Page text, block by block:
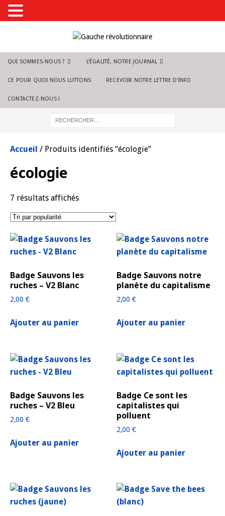
QUI SOMMES-NOUS ? L’ÉGALITÉ, NOTRE JOURNAL
CE POUR QUOI NOUS LUTTONS RECEVOIR NOTRE LETTRE D’INFO
CONTACTEZ-NOUS !
Accueil / Produits identifiés “écologie”
écologie
7 résultats affichés
Badge Sauvons les
ruches – V2 Blanc
2,00 €
Ajouter au panier
Badge Sauvons notre
planète du capitalisme
2,00€
Ajouter au panier
Badge Sauvons les
ruches – V2 Bleu
2,00 €
Ajouter au panier
Badge Ce sont les
capitalistes qui
polluent
2,00€
Ajouter au panier